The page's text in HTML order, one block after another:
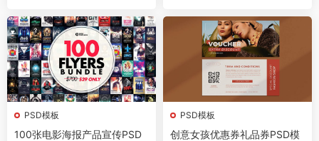
PSD模板
100张电影海报产品宣传PSD
PSD模板
创意女孩优惠券礼品券PSD模